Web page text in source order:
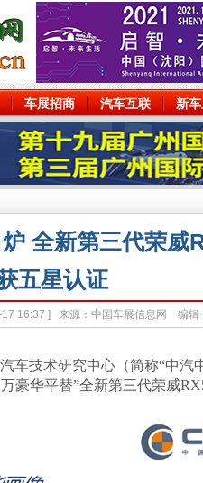
车展招商 汽车互联 新
全新第三代荣威
五星认证
16:37 ] 来源：中国车展信息网 编辑
车技术研究中心（简称“中汽
豪华平替”全新第三代荣威